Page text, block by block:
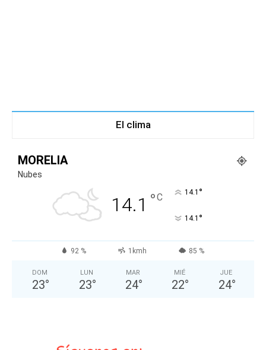
El clima
MORELIA
Nubes
14.1 °C 14.1 °
14.1 °
92 % 1kmh 85 %
DOM
23°
LUN
23°
MAR
24°
MIÉ
22°
JUE
24°